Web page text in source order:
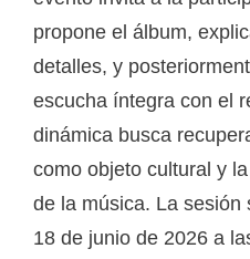
propone el álbum,
detalles, y
escucha íntegra con el
dinámica busca
como objeto cultural y
de la música. La sesión
18 de junio de 2026 a